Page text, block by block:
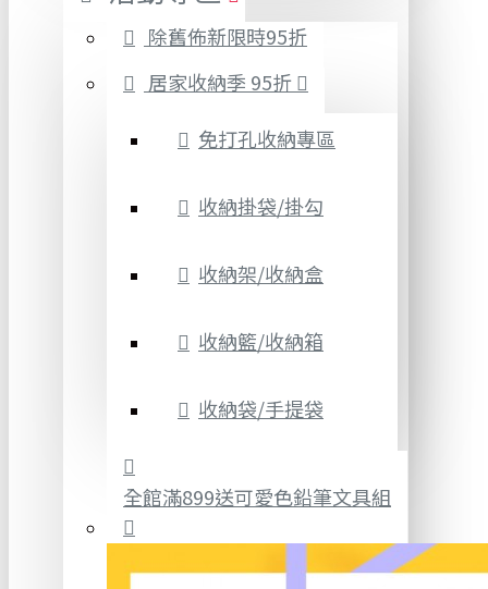
除舊佈新限時95折
居家收納季 95折
免打孔收納專區
收納掛袋/掛勾
收納架/收納盒
收納籃/收納箱
收納袋/手提袋
全館滿899送可愛色鉛筆文具組